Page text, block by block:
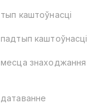
тып каштоўнасці
падтып каштоўнасці
месца знаходжання
датаванне